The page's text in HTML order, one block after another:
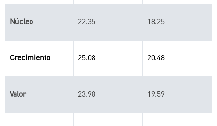
Núcleo 22.35 18.25
Crecimiento 25.08 20.48
Valor 23.98 19.59